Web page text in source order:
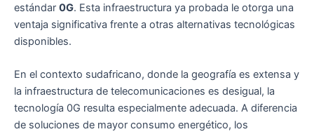
estándar 0G. Esta infraestructura ya probada le otorga una
ventaja significativa frente a otras alternativas tecnológicas
disponibles.
En el contexto sudafricano, donde la geografía es extensa y
la infraestructura de telecomunicaciones es desigual, la
tecnología 0G resulta especialmente adecuada. A diferencia
de soluciones de mayor consumo energético, los